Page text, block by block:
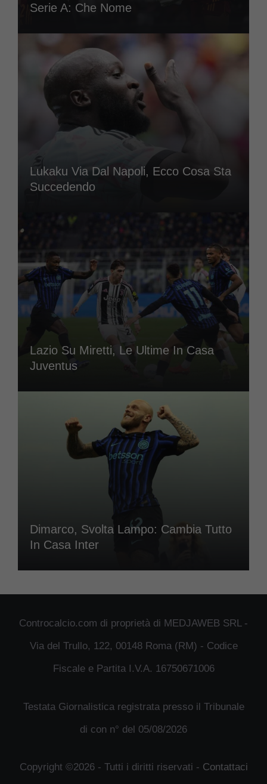
Serie A: Che Nome
Lukaku Via Dal Napoli, Ecco Cosa Sta
Succedendo
Lazio Su Miretti, Le Ultime In Casa
Juventus
Dimarco, Svolta Lampo: Cambia Tutto
In Casa Inter
Controcalcio.com di proprietà di MEDJAWEB SRL -
Via del Trullo, 122, 00148 Roma (RM) - Codice
Fiscale e Partita I.V.A. 16750671006
Testata Giornalistica registrata presso il Tribunale
di con n° del 05/08/2026
Copyright ©2026 - Tutti i diritti riservati - Contattaci